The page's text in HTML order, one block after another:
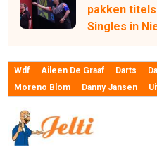
pakken
Singles in
Wdf Aileen De Graaf Darts
Moreno Blom
Danny Jansen